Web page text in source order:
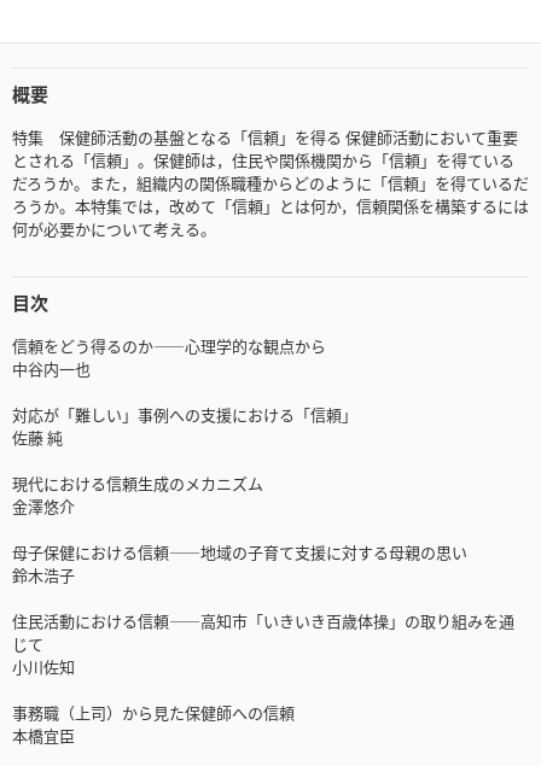
概要
特集 保健師活動の基盤となる「信頼」を得る 保健師活動において重要
とされる「信頼」。保健師は，住民や関係機関から「信頼」を得ている
だろうか。また，組織内の関係職種からどのように「信頼」を得ているだ
ろうか。本特集では，改めて「信頼」とは何か，信頼関係を構築するには
何が必要かについて考える。
目次
信頼をどう得るのか――心理学的な観点から
中谷内一也
対応が「難しい」事例への支援における「信頼」
佐藤 純
現代における信頼生成のメカニズム
金澤悠介
母子保健における信頼――地域の子育て支援に対する母親の思い
鈴木浩子
住民活動における信頼――高知市「いきいき百歳体操」の取り組みを通
じて
小川佐知
事務職（上司）から見た保健師への信頼
本橋宜臣